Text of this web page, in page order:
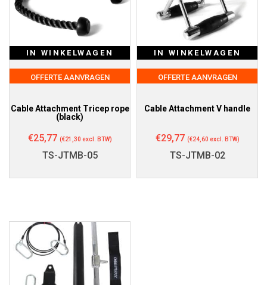
IN WINKELWAGEN
OFFERTE AANVRAGEN
Cable Attachment Tricep rope
(black)
€25,77 (€21,30 excl. BTW)
TS-JTMB-05
IN WINKELWAGEN
OFFERTE AANVRAGEN
Cable Attachment V handle
€29,77 (€24,60 excl. BTW)
TS-JTMB-02